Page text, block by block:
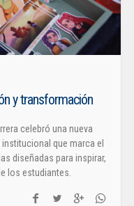
y transformación
celebró una nueva
que marca el
diseñadas para inspirar,
los estudiantes.